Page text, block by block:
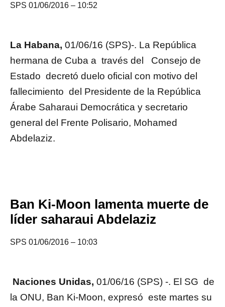
SPS 01/06/2016 – 10:52
La Habana, 01/06/16 (SPS)-. La República
hermana de Cuba a través del Consejo de
Estado decretó duelo oficial con motivo del
fallecimiento del Presidente de la República
Árabe Saharaui Democrática y secretario
general del Frente Polisario, Mohamed
Abdelaziz.
Ban Ki-Moon lamenta muerte de
líder saharaui Abdelaziz
SPS 01/06/2016 – 10:03
Naciones Unidas, 01/06/16 (SPS) -. El SG de
la ONU, Ban Ki-Moon, expresó este martes su